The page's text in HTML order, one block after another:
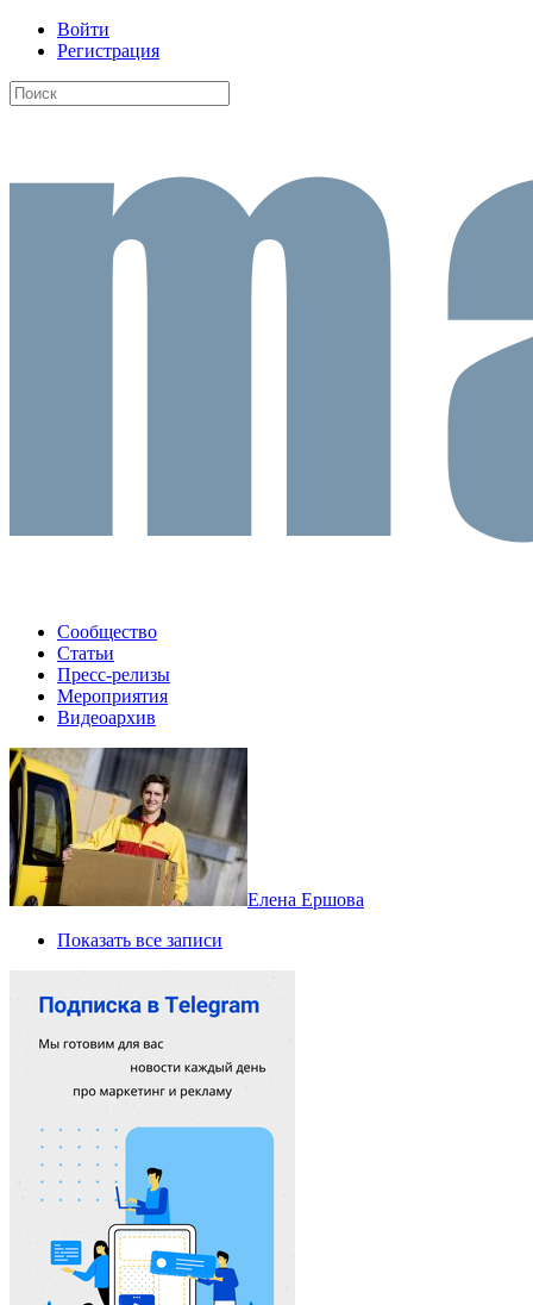
Войти
Регистрация
Сообщество
Статьи
Пресс-релизы
Мероприятия
Видеоархив
Елена Ершова
Показать все записи